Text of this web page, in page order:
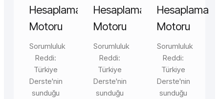
Hesaplama
Motoru
Sorumluluk
Reddi:
Türkiye
Derste'nin
sunduğu
Hesaplama
Motoru
Sorumluluk
Reddi:
Türkiye
Derste'nin
sunduğu
Hesaplama
Motoru
Sorumluluk
Reddi:
Türkiye
Derste'nin
sunduğu